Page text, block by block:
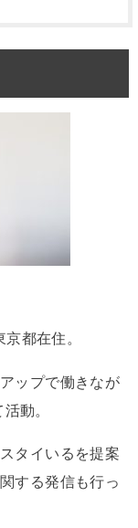
都在住。
ップで働きなが
動。
タイいるを提案
する発信も行っ